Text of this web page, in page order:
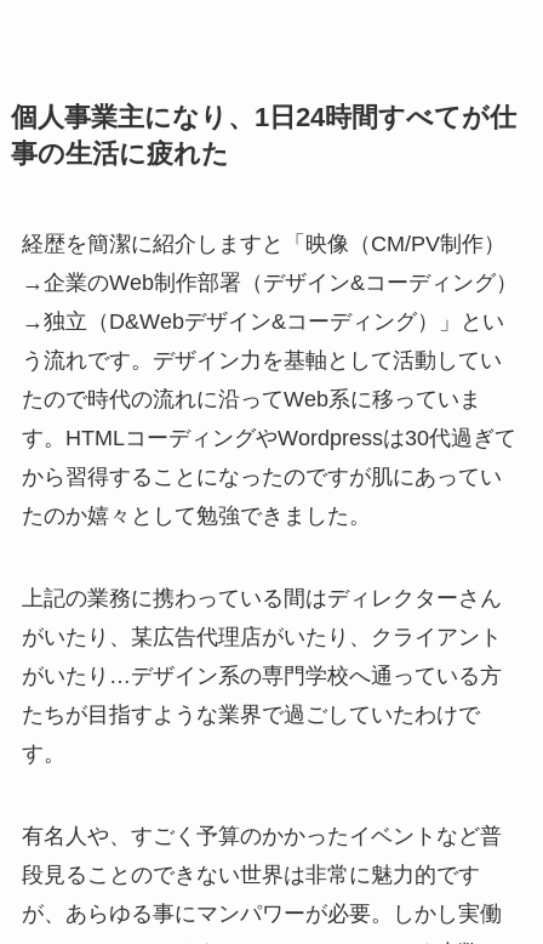
個人事業主になり、1日24時間すべてが仕
事の生活に疲れた
経歴を簡潔に紹介しますと「映像（CM/PV制作）
→企業のWeb制作部署（デザイン&コーディング）
→独立（D&Webデザイン&コーディング）」とい
う流れです。デザイン力を基軸として活動してい
たので時代の流れに沿ってWeb系に移っていま
す。HTMLコーディングやWordpressは30代過ぎて
から習得することになったのですが肌にあってい
たのか嬉々として勉強できました。
上記の業務に携わっている間はディレクターさん
がいたり、某広告代理店がいたり、クライアント
がいたり…デザイン系の専門学校へ通っている方
たちが目指すような業界で過ごしていたわけで
す。
有名人や、すごく予算のかかったイベントなど普
段見ることのできない世界は非常に魅力的です
が、あらゆる事にマンパワーが必要。しかし実働